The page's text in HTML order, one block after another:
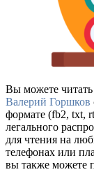
Вы можете
Валерий Горшков
формате (fb2, txt,
легального
для чтения на
телефонах или
вы также можете